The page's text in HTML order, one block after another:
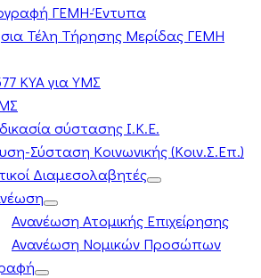
ΓΕΜΗ-Έντυπα
Τέλη Τήρησης Μερίδας ΓΕΜΗ
ΚΥΑ για ΥΜΣ
σύστασης Ι.Κ.Ε.
Σύσταση Κοινωνικής (Κοιν.Σ.Επ.)
Διαμεσολαβητές
Ανανέωση Ατομικής Επιχείρησης
Ανανέωση Νομικών Προσώπων